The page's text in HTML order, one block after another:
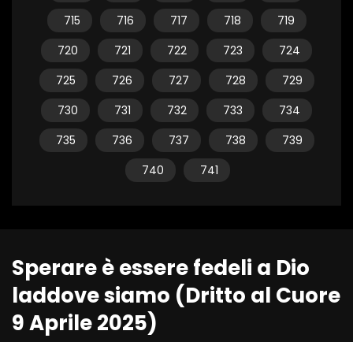
715
716 717 718
719
720
721 722 723
724
725
726 727 728
729
730
731 732 733
734
735
736 737 738
739
740
741
Sperare è essere fedeli a Dio
laddove siamo (Dritto al Cuore
9 Aprile 2025)